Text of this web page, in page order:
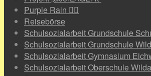
Purple Rain 🏳️‍🌈
Reisebörse
Schulsozialarbeit Grundschule
Schulsozialarbeit Grundschule
Schulsozialarbeit Gymnasium
Schulsozialarbeit Oberschule